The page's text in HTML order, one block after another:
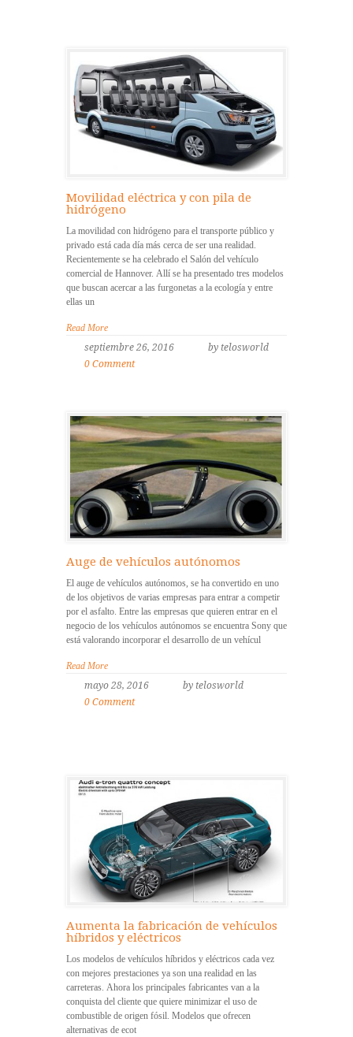
Movilidad eléctrica y con pila de
hidrógeno
La movilidad con hidrógeno para el transporte público y
privado está cada día más cerca de ser una realidad.
Recientemente se ha celebrado el Salón del vehículo
comercial de Hannover. Allí se ha presentado tres modelos
que buscan acercar a las furgonetas a la ecología y entre
ellas un
Read More
septiembre 26, 2016
by telosworld
0 Comment
Auge de vehículos autónomos
El auge de vehículos autónomos, se ha convertido en uno
de los objetivos de varias empresas para entrar a competir
por el asfalto. Entre las empresas que quieren entrar en el
negocio de los vehículos autónomos se encuentra Sony que
está valorando incorporar el desarrollo de un vehícul
Read More
mayo 28, 2016
by telosworld
0 Comment
Aumenta la fabricación de vehículos
híbridos y eléctricos
Los modelos de vehículos híbridos y eléctricos cada vez
con mejores prestaciones ya son una realidad en las
carreteras. Ahora los principales fabricantes van a la
conquista del cliente que quiere minimizar el uso de
combustible de origen fósil. Modelos que ofrecen
alternativas de ecot